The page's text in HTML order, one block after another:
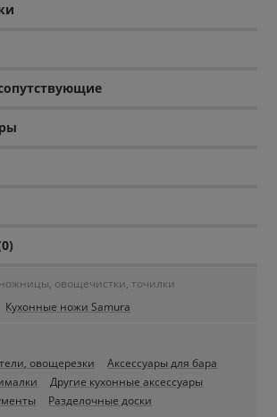
овощечистки, точилки
Кухонные ножи Samura
овощерезки
Аксессуары для бара
Другие кухонные аксессуары
Разделочные доски